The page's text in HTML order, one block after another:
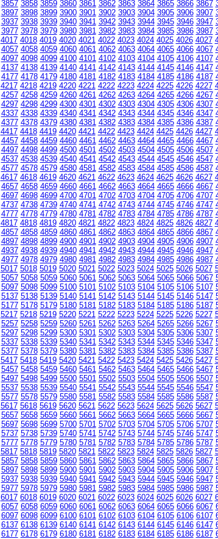
3857 3858 3859 3860 3861 3862 3863 3864 3865 3866 3867
3897 3898 3899 3900 3901 3902 3903 3904 3905 3906 3907
3937 3938 3939 3940 3941 3942 3943 3944 3945 3946 3947
3977 3978 3979 3980 3981 3982 3983 3984 3985 3986 3987
4017 4018 4019 4020 4021 4022 4023 4024 4025 4026 4027
4057 4058 4059 4060 4061 4062 4063 4064 4065 4066 4067
4097 4098 4099 4100 4101 4102 4103 4104 4105 4106 4107
4137 4138 4139 4140 4141 4142 4143 4144 4145 4146 4147
4177 4178 4179 4180 4181 4182 4183 4184 4185 4186 4187
4217 4218 4219 4220 4221 4222 4223 4224 4225 4226 4227
4257 4258 4259 4260 4261 4262 4263 4264 4265 4266 4267
4297 4298 4299 4300 4301 4302 4303 4304 4305 4306 4307
4337 4338 4339 4340 4341 4342 4343 4344 4345 4346 4347
4377 4378 4379 4380 4381 4382 4383 4384 4385 4386 4387
4417 4418 4419 4420 4421 4422 4423 4424 4425 4426 4427
4457 4458 4459 4460 4461 4462 4463 4464 4465 4466 4467
4497 4498 4499 4500 4501 4502 4503 4504 4505 4506 4507
4537 4538 4539 4540 4541 4542 4543 4544 4545 4546 4547
4577 4578 4579 4580 4581 4582 4583 4584 4585 4586 4587
4617 4618 4619 4620 4621 4622 4623 4624 4625 4626 4627
4657 4658 4659 4660 4661 4662 4663 4664 4665 4666 4667
4697 4698 4699 4700 4701 4702 4703 4704 4705 4706 4707
4737 4738 4739 4740 4741 4742 4743 4744 4745 4746 4747
4777 4778 4779 4780 4781 4782 4783 4784 4785 4786 4787
4817 4818 4819 4820 4821 4822 4823 4824 4825 4826 4827
4857 4858 4859 4860 4861 4862 4863 4864 4865 4866 4867
4897 4898 4899 4900 4901 4902 4903 4904 4905 4906 4907
4937 4938 4939 4940 4941 4942 4943 4944 4945 4946 4947
4977 4978 4979 4980 4981 4982 4983 4984 4985 4986 4987
5017 5018 5019 5020 5021 5022 5023 5024 5025 5026 5027
5057 5058 5059 5060 5061 5062 5063 5064 5065 5066 5067
5097 5098 5099 5100 5101 5102 5103 5104 5105 5106 5107
5137 5138 5139 5140 5141 5142 5143 5144 5145 5146 5147
5177 5178 5179 5180 5181 5182 5183 5184 5185 5186 5187
5217 5218 5219 5220 5221 5222 5223 5224 5225 5226 5227
5257 5258 5259 5260 5261 5262 5263 5264 5265 5266 5267
5297 5298 5299 5300 5301 5302 5303 5304 5305 5306 5307
5337 5338 5339 5340 5341 5342 5343 5344 5345 5346 5347
5377 5378 5379 5380 5381 5382 5383 5384 5385 5386 5387
5417 5418 5419 5420 5421 5422 5423 5424 5425 5426 5427
5457 5458 5459 5460 5461 5462 5463 5464 5465 5466 5467
5497 5498 5499 5500 5501 5502 5503 5504 5505 5506 5507
5537 5538 5539 5540 5541 5542 5543 5544 5545 5546 5547
5577 5578 5579 5580 5581 5582 5583 5584 5585 5586 5587
5617 5618 5619 5620 5621 5622 5623 5624 5625 5626 5627
5657 5658 5659 5660 5661 5662 5663 5664 5665 5666 5667
5697 5698 5699 5700 5701 5702 5703 5704 5705 5706 5707
5737 5738 5739 5740 5741 5742 5743 5744 5745 5746 5747
5777 5778 5779 5780 5781 5782 5783 5784 5785 5786 5787
5817 5818 5819 5820 5821 5822 5823 5824 5825 5826 5827
5857 5858 5859 5860 5861 5862 5863 5864 5865 5866 5867
5897 5898 5899 5900 5901 5902 5903 5904 5905 5906 5907
5937 5938 5939 5940 5941 5942 5943 5944 5945 5946 5947
5977 5978 5979 5980 5981 5982 5983 5984 5985 5986 5987
6017 6018 6019 6020 6021 6022 6023 6024 6025 6026 6027
6057 6058 6059 6060 6061 6062 6063 6064 6065 6066 6067
6097 6098 6099 6100 6101 6102 6103 6104 6105 6106 6107
6137 6138 6139 6140 6141 6142 6143 6144 6145 6146 6147
6177 6178 6179 6180 6181 6182 6183 6184 6185 6186 6187